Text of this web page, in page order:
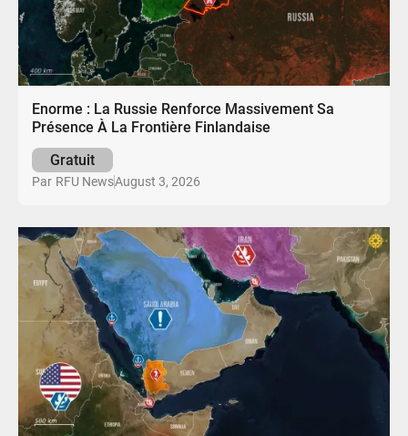
Enorme : La Russie Renforce Massivement Sa
Présence À La Frontière Finlandaise
Gratuit
Par RFU NewsAugust 3, 2026